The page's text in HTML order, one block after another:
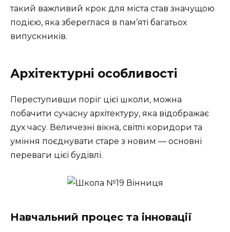
такий важливий крок для міста став значущою
подією, яка збереглася в пам’яті багатьох
випускників.
Архітектурні особливості
Переступивши поріг цієї школи, можна
побачити сучасну архітектуру, яка відображає
дух часу. Величезні вікна, світлі коридори та
уміння поєднувати старе з новим — основні
переваги цієї будівлі.
Навчальний процес та інновації